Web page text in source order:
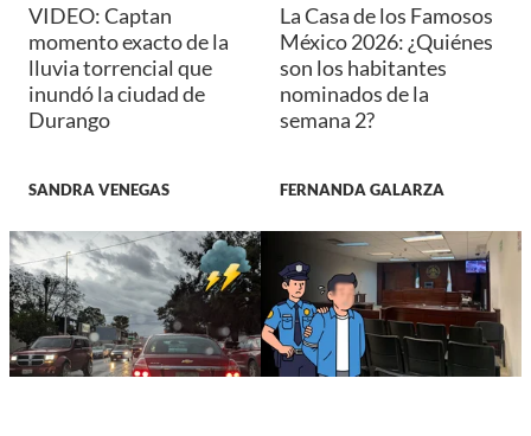
VIDEO: Captan
momento exacto de la
lluvia torrencial que
inundó la ciudad de
Durango
SANDRA VENEGAS
La Casa de los Famosos
México 2026: ¿Quiénes
son los habitantes
nominados de la
semana 2?
FERNANDA GALARZA